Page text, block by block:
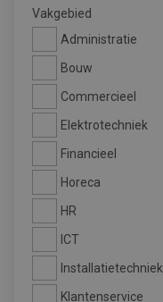
Vakgebied
Administratie
Bouw
Commercieel
Elektrotechniek
Financieel
Horeca
HR
ICT
Installatietechniek
Klantenservice